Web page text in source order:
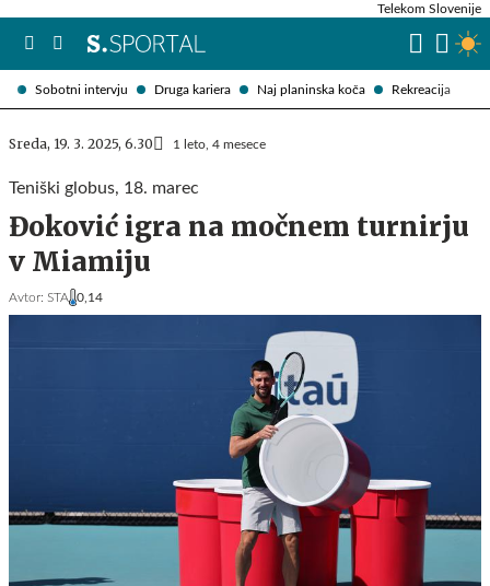
Sobotni intervju Druga kariera Naj planinska koča Rekreacija
Telekom Slovenije
Sreda, 19. 3. 2025, 6.30 1 leto, 4 mesece
Teniški globus, 18. marec
Đoković igra na močnem turnirju
v Miamiju
Avtor: STA 0,14